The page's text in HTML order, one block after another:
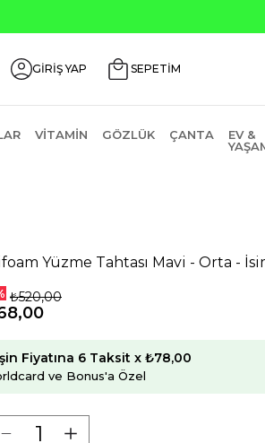
İndirim Kodu: AGUSTOS200
GİRİŞ YAP SEPETİM
VITAMIN GÖZLÜK ÇANTA
EV &
Yüzme Tahtası Mavi - Orta -
₺520,00
Fiyatına 6 Taksit x ₺78,00
ve Bonus'a Özel